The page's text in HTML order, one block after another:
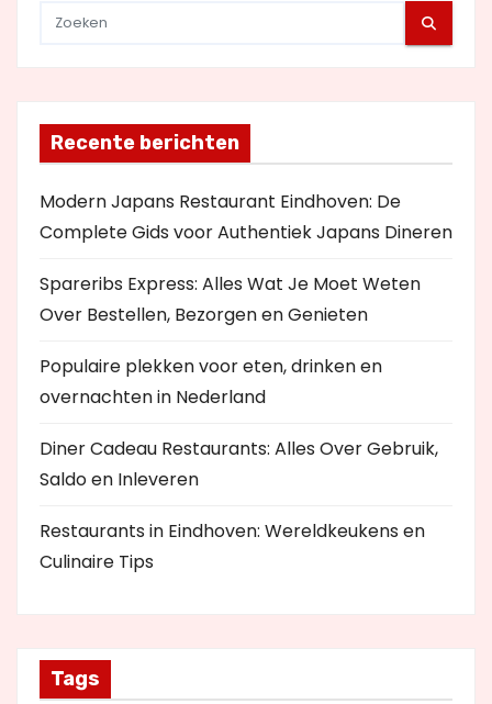
Recente berichten
Modern Japans Restaurant Eindhoven: De
Complete Gids voor Authentiek Japans Dineren
Spareribs Express: Alles Wat Je Moet Weten
Over Bestellen, Bezorgen en Genieten
Populaire plekken voor eten, drinken en
overnachten in Nederland
Diner Cadeau Restaurants: Alles Over Gebruik,
Saldo en Inleveren
Restaurants in Eindhoven: Wereldkeukens en
Culinaire Tips
Tags